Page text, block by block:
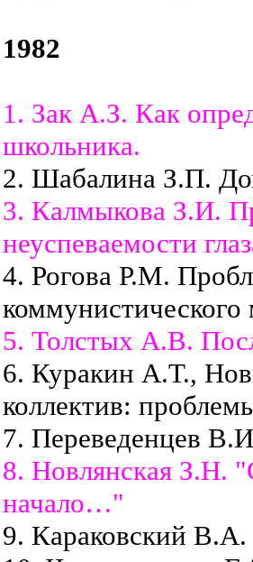
1982
1. Зак А.З. Как
школьника.
2. Шабалина З.П.
3. Калмыкова З.И.
неуспеваемости
4. Рогова Р.М.
коммунистического
5. Толстых А.В.
6. Куракин А.Т.,
коллектив:
7. Переведенцев
8. Новлянская З.Н.
начало…"
9. Караковский В.А.